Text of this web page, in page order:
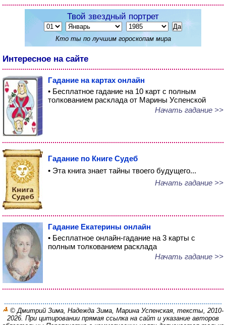
Твой звездный портрет
Кто ты по лучшим гороскопам мира
Интересное на сайте
Гадание на картах онлайн
• Бесплатное гадание на 10 карт с полным
толкованием расклада от Марины Успенской
Начать гадание >>
Гадание по Книге Судеб
• Эта книга знает тайны твоего будущего...
Начать гадание >>
Гадание Екатерины онлайн
• Бесплатное онлайн-гадание на 3 карты с
полным толкованием расклада
Начать гадание >>
© Дмитрий Зима, Надежда Зима, Марина Успенская, тексты, 2010-
2026. При цитировании прямая ссылка на сайт и указание авторов